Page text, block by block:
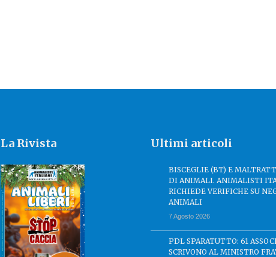
La Rivista Ultimi articoli
BISCEGLIE (BT) E
DI ANIMALI. ANIMALISTI
RICHIEDE VERIFICHE SU
ANIMALI
7 Agosto 2026
PDL SPARATUTTO: 61
SCRIVONO AL MINISTRO